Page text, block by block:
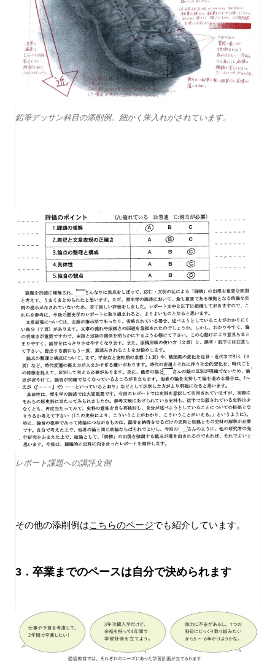
鉛筆デッサン科目の添削例。細かく朱入れがされています。
レポート課題への講評文例
その他の添削例はこちらのページでも紹介しています。
3． 卒業までのペースは自分で決められます